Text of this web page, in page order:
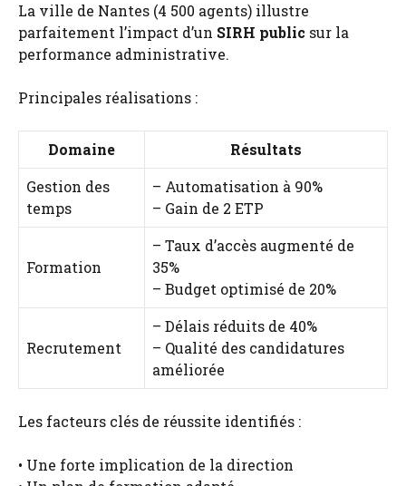
La ville de Nantes (4 500 agents) illustre
parfaitement l’impact d’un SIRH public sur la
performance administrative.
Principales réalisations :
Domaine
Résultats
Gestion des
temps
– Automatisation à 90%
– Gain de 2 ETP
Formation
– Taux d’accès augmenté de
35%
– Budget optimisé de 20%
Recrutement
– Délais réduits de 40%
– Qualité des candidatures
améliorée
Les facteurs clés de réussite identifiés :
• Une forte implication de la direction